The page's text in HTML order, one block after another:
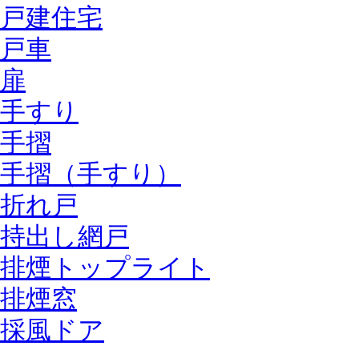
戸建住宅
戸車
扉
手すり
手摺
手摺（手すり）
折れ戸
持出し網戸
排煙トップライト
排煙窓
採風ドア